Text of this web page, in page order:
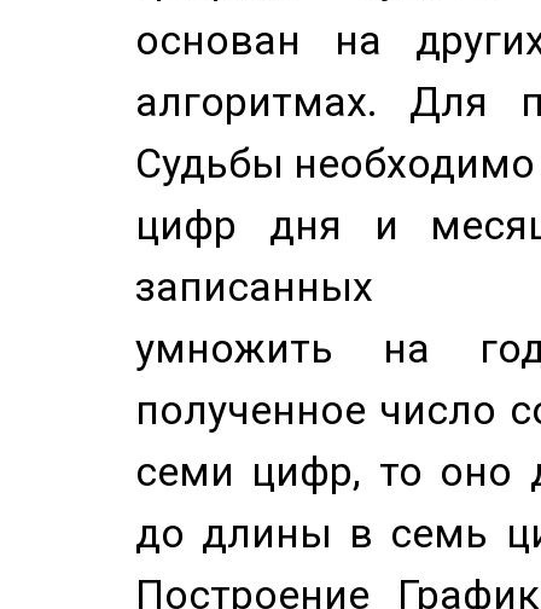
основан на
алгоритмах. Для
Судьбы
цифр дня и
записанных
умножить на
полученное число
семи цифр, то оно
до длины в семь
Построение